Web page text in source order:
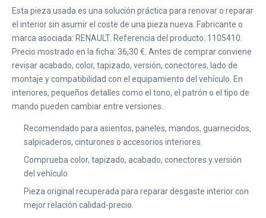
Esta pieza usada es una solución práctica para renovar o reparar
el interior sin asumir el coste de una pieza nueva. Fabricante o
marca asociada: RENAULT. Referencia del producto: 1105410.
Precio mostrado en la ficha: 36,30 €. Antes de comprar conviene
revisar acabado, color, tapizado, versión, conectores, lado de
montaje y compatibilidad con el equipamiento del vehículo. En
interiores, pequeños detalles como el tono, el patrón o el tipo de
mando pueden cambiar entre versiones.
Recomendado para asientos, paneles, mandos, guarnecidos,
salpicaderos, cinturones o accesorios interiores.
Comprueba color, tapizado, acabado, conectores y versión
del vehículo.
Pieza original recuperada para reparar desgaste interior con
mejor relación calidad-precio.